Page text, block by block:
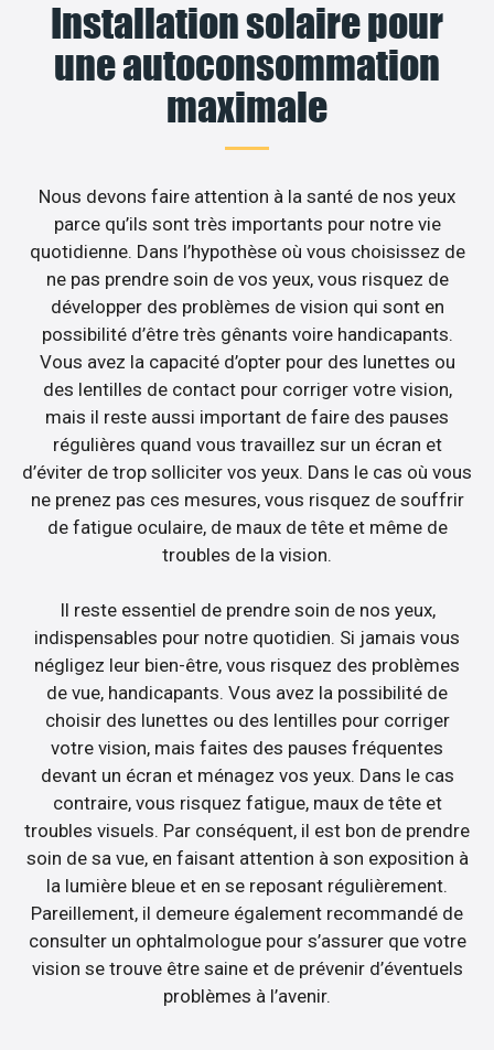
Installation solaire pour
une autoconsommation
maximale
Nous devons faire attention à la santé de nos yeux
parce qu’ils sont très importants pour notre vie
quotidienne. Dans l’hypothèse où vous choisissez de
ne pas prendre soin de vos yeux, vous risquez de
développer des problèmes de vision qui sont en
possibilité d’être très gênants voire handicapants.
Vous avez la capacité d’opter pour des lunettes ou
des lentilles de contact pour corriger votre vision,
mais il reste aussi important de faire des pauses
régulières quand vous travaillez sur un écran et
d’éviter de trop solliciter vos yeux. Dans le cas où vous
ne prenez pas ces mesures, vous risquez de souffrir
de fatigue oculaire, de maux de tête et même de
troubles de la vision.
Il reste essentiel de prendre soin de nos yeux,
indispensables pour notre quotidien. Si jamais vous
négligez leur bien-être, vous risquez des problèmes
de vue, handicapants. Vous avez la possibilité de
choisir des lunettes ou des lentilles pour corriger
votre vision, mais faites des pauses fréquentes
devant un écran et ménagez vos yeux. Dans le cas
contraire, vous risquez fatigue, maux de tête et
troubles visuels. Par conséquent, il est bon de prendre
soin de sa vue, en faisant attention à son exposition à
la lumière bleue et en se reposant régulièrement.
Pareillement, il demeure également recommandé de
consulter un ophtalmologue pour s’assurer que votre
vision se trouve être saine et de prévenir d’éventuels
problèmes à l’avenir.